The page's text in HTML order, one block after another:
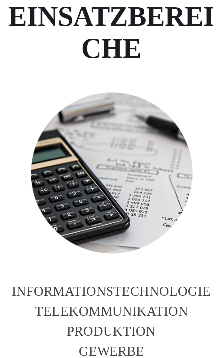
EINSATZBEREI
CHE
INFORMATIONSTECHNOLOGIE
TELEKOMMUNIKATION
PRODUKTION
GEWERBE